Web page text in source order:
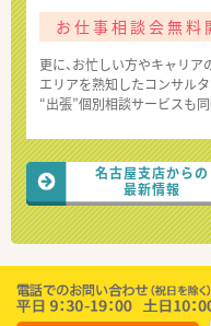
お仕事相談会無料
更に、お忙しい方やキャリ
エリアを熟知したコンサルタ
“出張”個別相談サービスも同
名古屋支店からの
最新情報